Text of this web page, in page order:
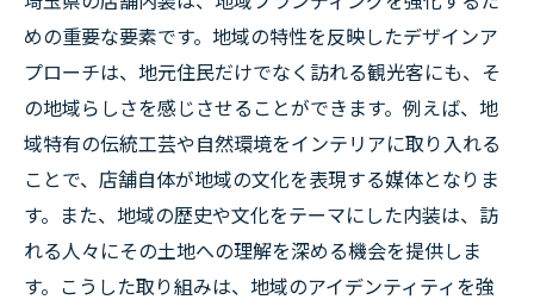
めの重要な要素です。地域の特性を反映したデザインア
プローチは、地元住民だけでなく訪れる観光客にも、そ
の地域らしさを感じさせることができます。例えば、地
域特有の伝統工芸や自然環境をインテリアに取り入れる
ことで、店舗自体が地域の文化を表現する媒体となりま
す。また、地域の歴史や文化をテーマにした内装は、訪
れる人々にその土地への理解を深める機会を提供しま
す。こうした取り組みは、地域のアイデンティティを強